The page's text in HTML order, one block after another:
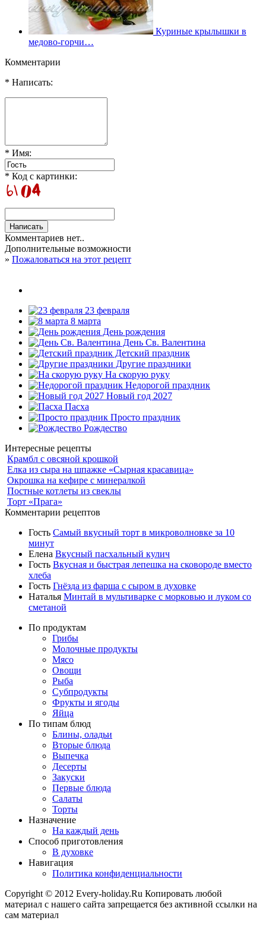
Куриные крылышки в
медово-горчи…
Комментарии
* Написать:
* Имя:
* Код с картинки:
Комментариев нет..
Дополнительные возможности
» Пожаловаться на этот рецепт
23 февраля
8 марта
День рождения
День Св. Валентина
Детский праздник
Другие праздники
На скорую руку
Недорогой праздник
Новый год 2027
Пасха
Просто праздник
Рождество
Интересные рецепты
Крамбл с овсяной крошкой
Елка из сыра на шпажке «Сырная красавица»
Окрошка на кефире с минералкой
Постные котлеты из свеклы
Торт «Прага»
Комментарии рецептов
Гость Самый вкусный торт в микроволновке за 10
минут
Елена Вкусный пасхальный кулич
Гость Вкусная и быстрая лепешка на сковороде вместо
хлеба
Гость Гнёзда из фарша с сыром в духовке
Наталья Минтай в мультиварке с морковью и луком со
сметаной
По продуктам
Грибы
Молочные продукты
Мясо
Овощи
Рыба
Субпродукты
Фрукты и ягоды
Яйца
По типам блюд
Блины, оладьи
Вторые блюда
Выпечка
Десерты
Закуски
Первые блюда
Салаты
Торты
Назначение
На каждый день
Способ приготовления
В духовке
Навигация
Политика конфиденциальности
Copyright © 2012 Every-holiday.Ru Копировать любой
материал с нашего сайта запрещается без активной ссылки на
сам материал